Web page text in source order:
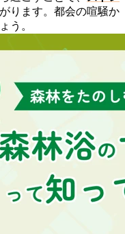
ります。都会の喧騒か
う。